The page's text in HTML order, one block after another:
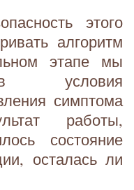
этого
алгоритм
этапе мы
условия
симптома
работы,
состояние
осталась ли